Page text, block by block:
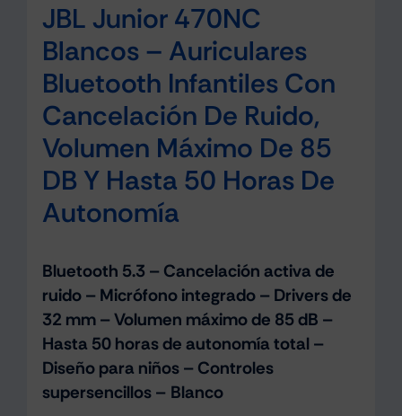
JBL Junior 470NC
Blancos – Auriculares
Bluetooth Infantiles Con
Cancelación De Ruido,
Volumen Máximo De 85
DB Y Hasta 50 Horas De
Autonomía
Bluetooth 5.3 – Cancelación activa de
ruido – Micrófono integrado – Drivers de
32 mm – Volumen máximo de 85 dB –
Hasta 50 horas de autonomía total –
Diseño para niños – Controles
supersencillos – Blanco